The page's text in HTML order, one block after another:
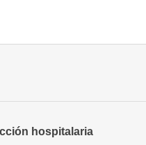
hospitalaria